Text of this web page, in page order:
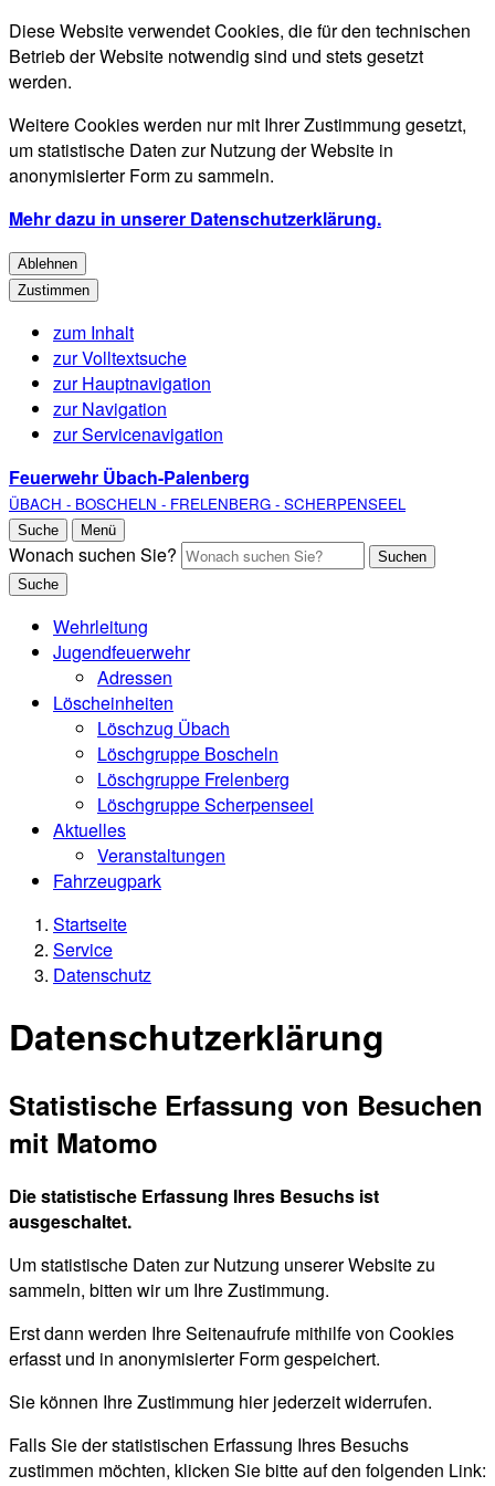
Diese Website verwendet Cookies, die für den technischen
Betrieb der Website notwendig sind und stets gesetzt
werden.
Weitere Cookies werden nur mit Ihrer Zustimmung gesetzt,
um statistische Daten zur Nutzung der Website in
anonymisierter Form zu sammeln.
Mehr dazu in unserer Datenschutzerklärung.
Ablehnen
Zustimmen
zum Inhalt
zur Volltextsuche
zur Hauptnavigation
zur Navigation
zur Servicenavigation
Feuerwehr Übach-Palenberg
ÜBACH - BOSCHELN - FRELENBERG - SCHERPENSEEL
Suche Menü
Wonach suchen Sie?
Suchen
Suche
Wehrleitung
Jugendfeuerwehr
Adressen
Löscheinheiten
Löschzug Übach
Löschgruppe Boscheln
Löschgruppe Frelenberg
Löschgruppe Scherpenseel
Aktuelles
Veranstaltungen
Fahrzeugpark
Startseite
Service
Datenschutz
Datenschutzerklärung
Statistische Erfassung von Besuchen
mit Matomo
Die statistische Erfassung Ihres Besuchs ist
ausgeschaltet.
Um statistische Daten zur Nutzung unserer Website zu
sammeln, bitten wir um Ihre Zustimmung.
Erst dann werden Ihre Seitenaufrufe mithilfe von Cookies
erfasst und in anonymisierter Form gespeichert.
Sie können Ihre Zustimmung hier jederzeit widerrufen.
Falls Sie der statistischen Erfassung Ihres Besuchs
zustimmen möchten, klicken Sie bitte auf den folgenden Link: